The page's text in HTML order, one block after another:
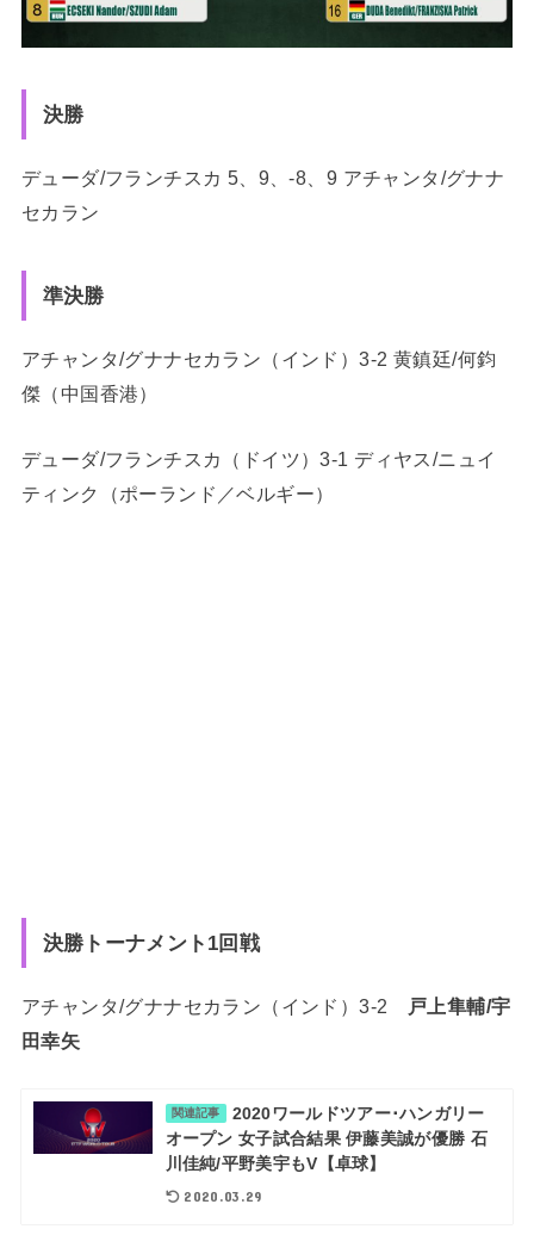
決勝
デューダ/フランチスカ 5、9、-8、9 アチャンタ/グナナ
セカラン
準決勝
アチャンタ/グナナセカラン（インド）3-2 黄鎮廷/何鈞
傑（中国香港）
デューダ/フランチスカ（ドイツ）3-1 ディヤス/ニュイ
ティンク（ポーランド／ベルギー）
決勝トーナメント1回戦
アチャンタ/グナナセカラン（インド）3-2
戸上隼輔/宇
田幸矢
関連記事
2020ワールドツアー･ハンガリー
オープン 女子試合結果 伊藤美誠が優勝 石
川佳純/平野美宇もV【卓球】
2020.03.29